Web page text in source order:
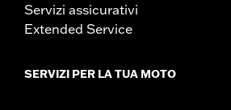
Servizi assicurativi
Extended Service
SERVIZI PER LA TUA MOTO